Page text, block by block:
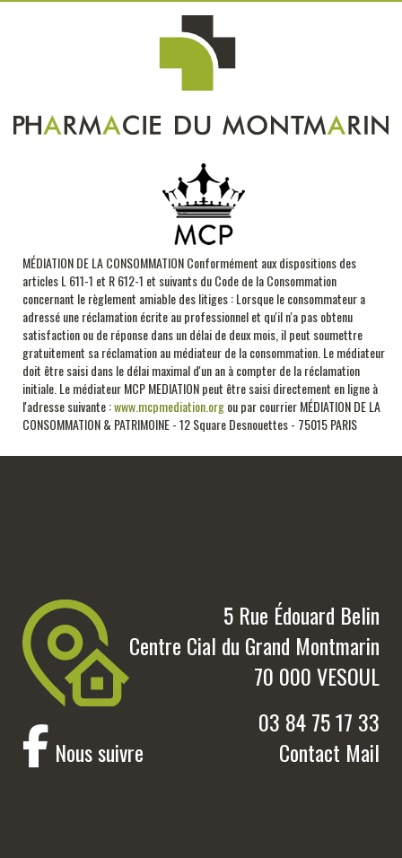
MÉDIATION DE LA CONSOMMATION Conformément aux dispositions des
articles L 611-1 et R 612-1 et suivants du Code de la Consommation
concernant le règlement amiable des litiges : Lorsque le consommateur a
adressé une réclamation écrite au professionnel et qu'il n'a pas obtenu
satisfaction ou de réponse dans un délai de deux mois, il peut soumettre
gratuitement sa réclamation au médiateur de la consommation. Le médiateur
doit être saisi dans le délai maximal d'un an à compter de la réclamation
initiale.Le médiateur MCP MEDIATION peut être saisi directement en ligne à
l'adresse suivante :www.mcpmediation.orgou par courrier MÉDIATION DE LA
CONSOMMATION & PATRIMOINE - 12 Square Desnouettes - 75015 PARIS
5 Rue Édouard Belin
Centre Cial du Grand Montmarin
70 000 VESOUL
Nous suivre
03 84 75 17 33
Contact Mail